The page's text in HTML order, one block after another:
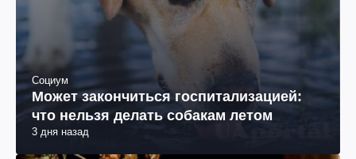
Социум
Может закончиться госпитализацией:
что нельзя делать собакам летом
3 дня назад